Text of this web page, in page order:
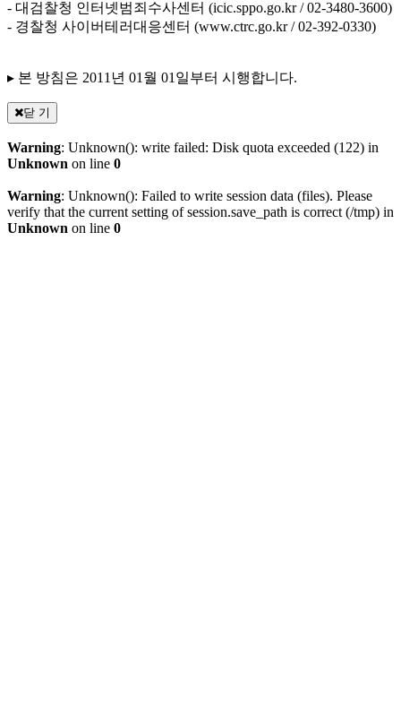
- 대검찰청 인터넷범죄수사센터 (icic.sppo.go.kr / 02-3480-3600)
- 경찰청 사이버테러대응센터 (www.ctrc.go.kr / 02-392-0330)
▸ 본 방침은 2011년 01월 01일부터 시행합니다.
닫 기
Warning: Unknown(): write failed: Disk quota exceeded (122) in
Unknown on line 0
Warning: Unknown(): Failed to write session data (files). Please
verify that the current setting of session.save_path is correct (/tmp) in
Unknown on line 0